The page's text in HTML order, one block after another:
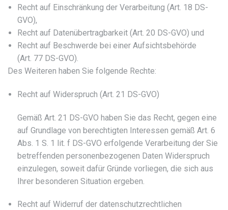
Recht auf Einschränkung der Verarbeitung (Art. 18 DS-
GVO),
Recht auf Datenübertragbarkeit (Art. 20 DS-GVO) und
Recht auf Beschwerde bei einer Aufsichtsbehörde
(Art. 77 DS-GVO).
Des Weiteren haben Sie folgende Rechte:
Recht auf Widerspruch (Art. 21 DS-GVO)
Gemäß Art. 21 DS-GVO haben Sie das Recht, gegen eine
auf Grundlage von berechtigten Interessen gemäß Art. 6
Abs. 1 S. 1 lit. f DS-GVO erfolgende Verarbeitung der Sie
betreffenden personenbezogenen Daten Widerspruch
einzulegen, soweit dafür Gründe vorliegen, die sich aus
Ihrer besonderen Situation ergeben.
Recht auf Widerruf der datenschutzrechtlichen